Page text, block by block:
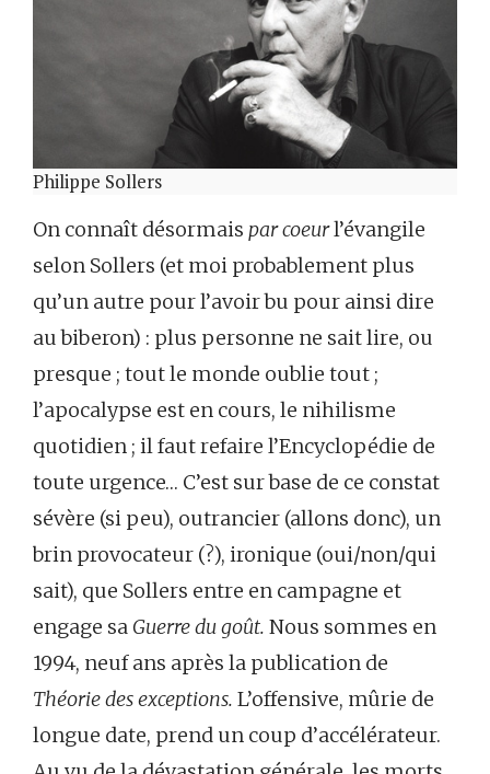
Philippe Sollers
On connaît désormais par coeurl’évangile
selon Sollers (et moi probablement plus
qu’un autre pour l’avoir bu pour ainsi dire
au biberon) : plus personne ne sait lire, ou
presque ; tout le monde oublie tout ;
l’apocalypse est en cours, le nihilisme
quotidien ; il faut refaire l’Encyclopédie de
toute urgence… C’est sur base de ce constat
sévère (si peu), outrancier (allons donc), un
brin provocateur (?), ironique (oui/non/qui
sait), que Sollers entre en campagne et
engage sa Guerre du goût. Nous sommes en
1994, neuf ans après la publication de
Théorie des exceptions. L’offensive, mûrie de
longue date, prend un coup d’accélérateur.